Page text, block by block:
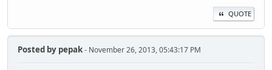
QUOTE
Posted by pepak- November 26, 2013, 05:43:17 PM